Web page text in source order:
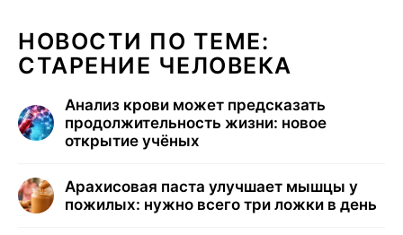
НОВОСТИ ПО ТЕМЕ:
СТАРЕНИЕ ЧЕЛОВЕКА
Анализ крови может предсказать
продолжительность жизни: новое
открытие учёных
Арахисовая паста улучшает мышцы у
пожилых: нужно всего три ложки в день